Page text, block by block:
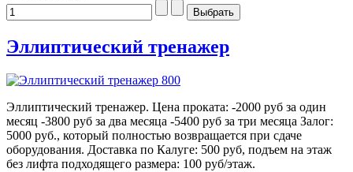
Эллиптический тренажер
Эллиптический тренажер. Цена проката: -2000 руб за один
месяц -3800 руб за два месяца -5400 руб за три месяца Залог:
5000 руб., который полностью возвращается при сдаче
оборудования. Доставка по Калуге: 500 руб, подъем на этаж
без лифта подходящего размера: 100 руб/этаж.